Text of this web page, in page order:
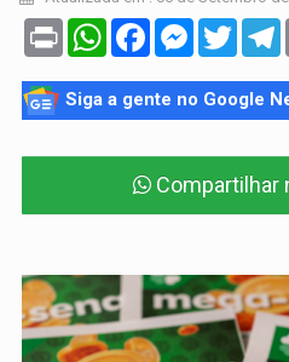
Print WhatsAppFacebookMessenger
Siga a gente no Google
Compartilhar